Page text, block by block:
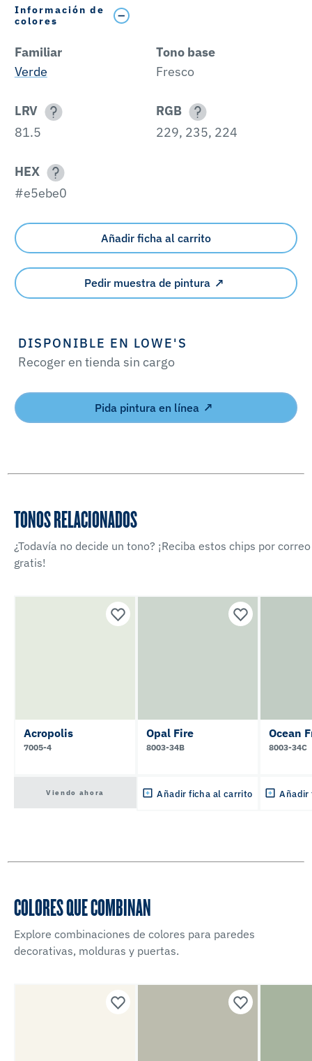
Información de
colores
Familiar
Verde
Tono base
Fresco
LRV
81.5
RGB
229, 235, 224
HEX
#e5ebe0
Añadir ficha al carrito
Pedir muestra de pintura
DISPONIBLE EN LOWE'S
Recoger en tienda sin cargo
Pida pintura en línea
TONOS RELACIONADOS
¿Todavía no decide un tono? ¡Reciba estos chips por correo
gratis!
Acropolis
7005-4
Viendo ahora
Opal Fire
8003-34B
Añadir ficha al carrito
Ocean
8003-34C
Añadir
COLORES QUE COMBINAN
Explore combinaciones de colores para paredes
decorativas, molduras y puertas.